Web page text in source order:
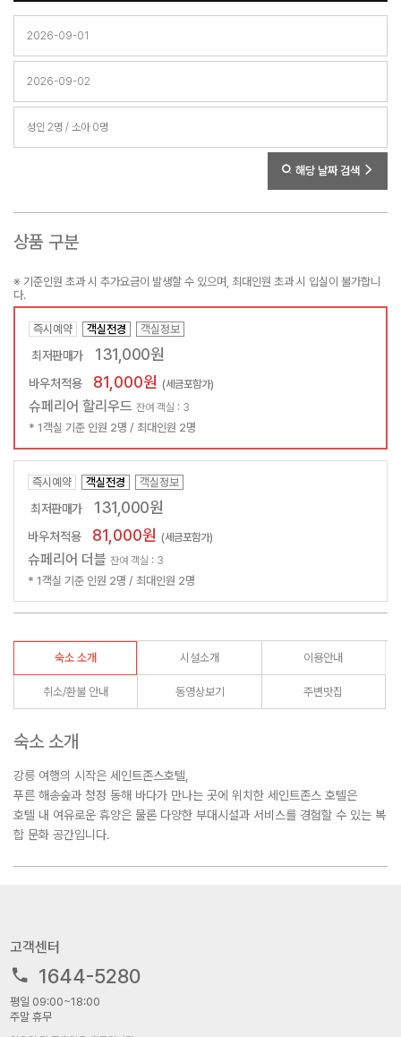
해당 날짜 검색
상품 구분
※ 기준인원 초과 시 추가요금이 발생할 수 있으며, 최대인원 초과 시 입실이 불가합니
다.
즉시예약 객실전경 객실정보
최저판매가 131,000원
바우처적용 81,000원 (세금포함가)
슈페리어 할리우드 잔여 객실 : 3
* 1객실 기준 인원 2명 / 최대인원 2명
즉시예약 객실전경 객실정보
최저판매가 131,000원
바우처적용 81,000원 (세금포함가)
슈페리어 더블 잔여 객실 : 3
* 1객실 기준 인원 2명 / 최대인원 2명
숙소 소개 시설소개 이용안내
취소/환불 안내 동영상보기 주변맛집
숙소 소개
강릉 여행의 시작은 세인트존스호텔,
푸른 해송숲과 청정 동해 바다가 만나는 곳에 위치한 세인트존스 호텔은
호텔 내 여유로운 휴양은 물론 다양한 부대시설과 서비스를 경험할 수 있는 복
합 문화 공간입니다.
고객센터
1644-5280
평일 09:00~18:00
주말 휴무